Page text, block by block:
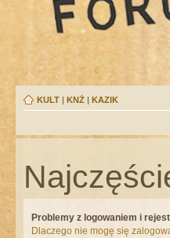
KULT | KNŻ | KAZIK
Problemy z logowaniem i
Dlaczego nie mogę się